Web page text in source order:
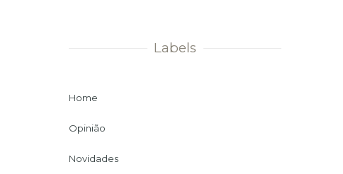
Labels
Home
Opinião
Novidades